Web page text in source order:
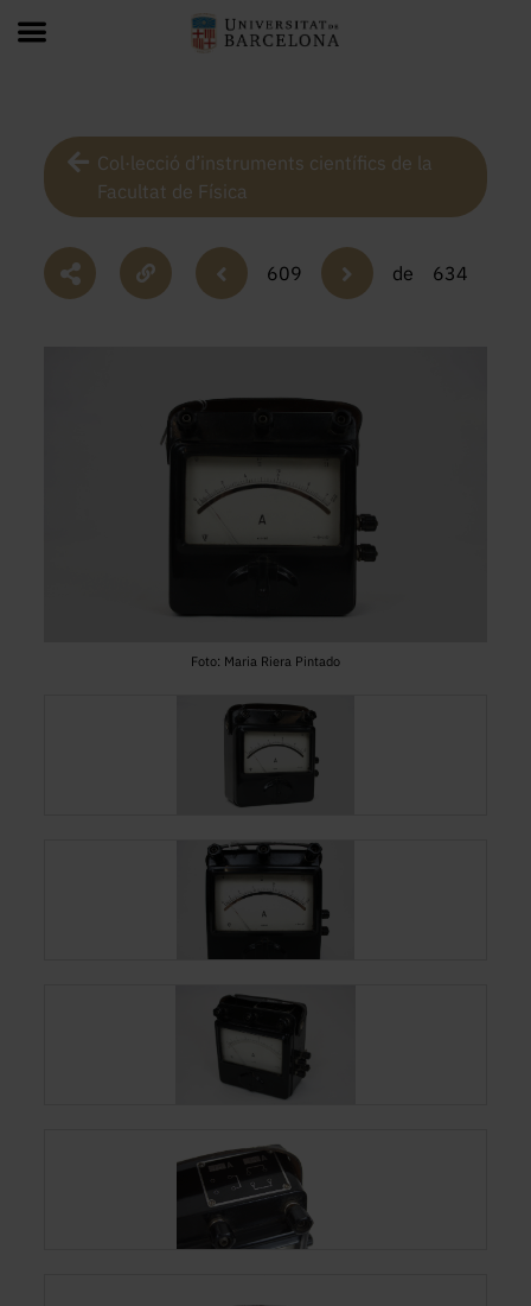
Col·lecció d’instruments científics de la
Facultat de Física
609 de 634
Foto: Maria Riera Pintado